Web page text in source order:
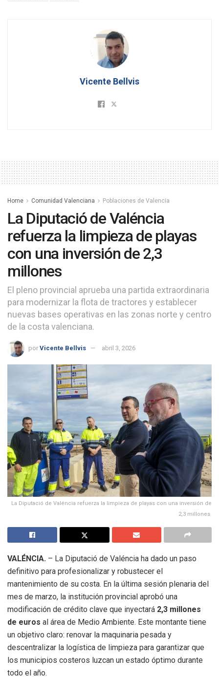
Vicente Bellvis
Home Comunidad Valenciana Poblaciones de Valencia
La Diputació de Valéncia
refuerza la limpieza de playas
con una inversión de 2,3
millones
El pleno provincial aprueba una partida extraordinaria
para modernizar la flota de tractores y establecer
nuevas bases operativas en las zonas norte y centro
de la costa valenciana.
por Vicente Bellvis abril 3, 2026
La Diputació de Valéncia refuerza la limpieza de playas con una inversión de
2,3 millones
VALÉNCIA. – La Diputació de Valéncia ha dado un paso
definitivo para profesionalizar y robustecer el
mantenimiento de su costa. En la última sesión plenaria del
mes de marzo, la institución provincial aprobó una
modificación de crédito clave que inyectará 2,3 millones
de euros al área de Medio Ambiente. Este montante tiene
un objetivo claro: renovar la maquinaria pesada y
descentralizar la logística de limpieza para garantizar que
los municipios costeros luzcan un estado óptimo durante
todo el año.